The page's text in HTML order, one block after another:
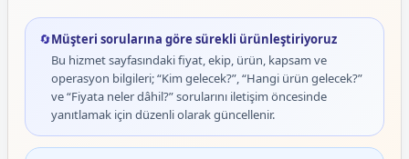
🔄Müşteri sorularına göre sürekli ürünleştiriyoruz
Bu hizmet sayfasındaki fiyat, ekip, ürün, kapsam ve
operasyon bilgileri; “Kim gelecek?”, “Hangi ürün gelecek?”
ve “Fiyata neler dâhil?” sorularını iletişim öncesinde
yanıtlamak için düzenli olarak güncellenir.